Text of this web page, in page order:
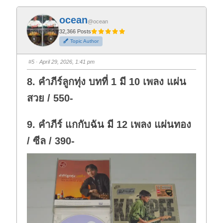
k
f
o
r
t
h
u
m
b
d
o
n
k
o
r
t
h
u
m
b
u
p
.
ocean@ocean
32,366 Posts
Topic Author
#5 · April 29, 2026, 1:41 pm
8. คำภีร์ลูกทุ่ง บทที่ 1 มี 10 เพลง แผ่น
สวย / 550-
9. คำภีร์ แกกับฉัน มี 12 เพลง แผ่นทอง
/ ซีล / 390-